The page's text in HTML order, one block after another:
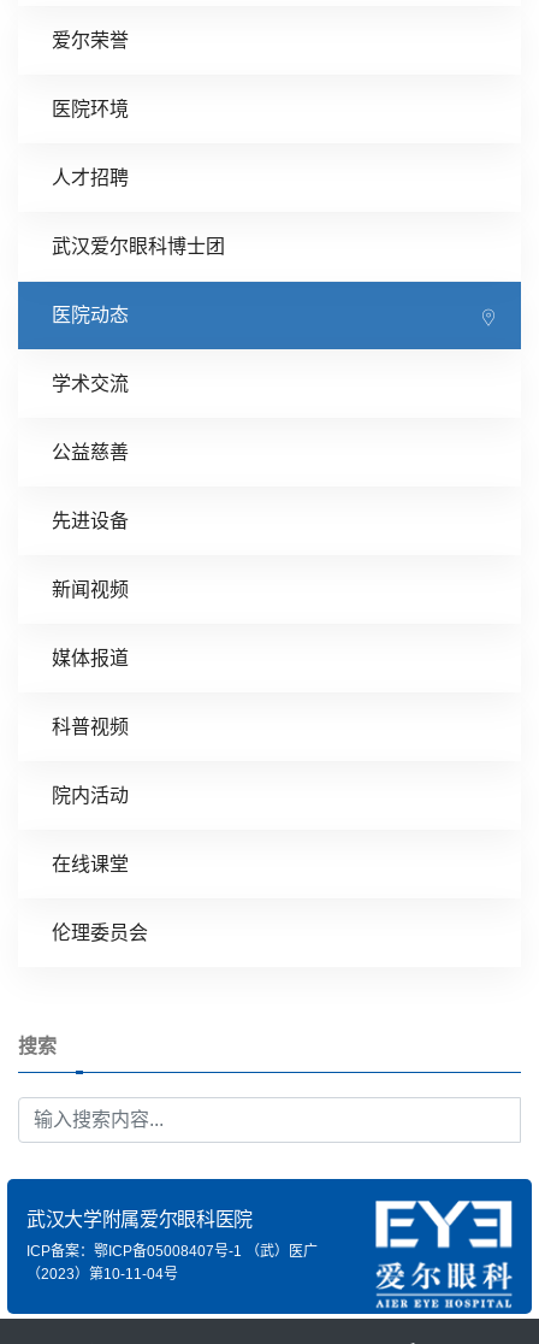
爱尔荣誉
医院环境
人才招聘
武汉爱尔眼科博士团
医院动态
学术交流
公益慈善
先进设备
新闻视频
媒体报道
科普视频
院内活动
在线课堂
伦理委员会
搜索
武汉大学附属爱尔眼科医院
ICP备案：鄂ICP备05008407号-1 （武）医广
（2023）第10-11-04号